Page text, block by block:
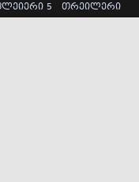
5 თრეილერი